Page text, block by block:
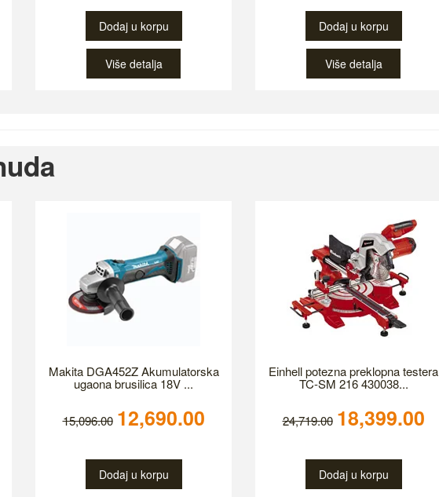
Dodaj u korpu
Više detalja
Dodaj u korpu
Više detalja
Makita DGA452Z Akumulatorska
ugaona brusilica 18V ...
15,096.00 12,690.00
Dodaj u korpu
Einhell potezna preklopna testera
TC-SM 216 430038...
24,719.00 18,399.00
Dodaj u korpu